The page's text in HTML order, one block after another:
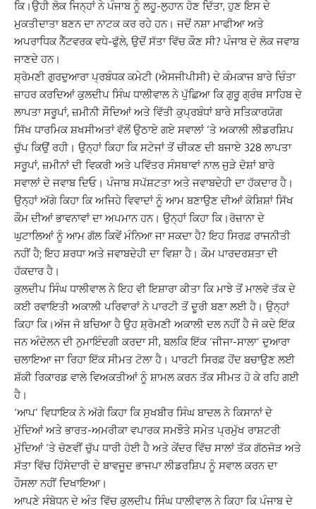
ਕਿ।ਉਹੀ ਲੋਕ ਜਿਨ੍ਹਾਂ ਨੇ ਪੰਜਾਬ ਨੂੰ ਲਹੂ-ਲੁਹਾਨ ਹੋਣ ਦਿੱਤਾ, ਹੁਣ ਇਸ ਦੇ
ਮੁਕਤੀਦਾਤਾ ਬਣਨ ਦਾ ਨਾਟਕ ਕਰ ਰਹੇ ਹਨ। ਜਦੋਂ ਨਸ਼ਾ ਮਾਫੀਆ ਅਤੇ
ਅਪਰਾਧਿਕ ਨੈੱਟਵਰਕ ਵਧੇ-ਫੁੱਲੇ, ਉਦੋਂ ਸੱਤਾ ਵਿੱਚ ਕੌਣ ਸੀ? ਪੰਜਾਬ ਦੇ ਲੋਕ ਜਵਾਬ
ਜਾਣਦੇ ਹਨ।
ਸ਼੍ਰੋਮਣੀ ਗੁਰਦੁਆਰਾ ਪ੍ਰਬੰਧਕ ਕਮੇਟੀ (ਐਸਜੀਪੀਸੀ) ਦੇ ਕੰਮਕਾਜ ਬਾਰੇ ਚਿੰਤਾ
ਜ਼ਾਹਰ ਕਰਦਿਆਂ ਕੁਲਦੀਪ ਸਿੰਘ ਧਾਲੀਵਾਲ ਨੇ ਪੁੱਛਿਆ ਕਿ ਗੁਰੂ ਗ੍ਰੰਥ ਸਾਹਿਬ ਦੇ
ਲਾਪਤਾ ਸਰੂਪਾਂ, ਜ਼ਮੀਨੀ ਸੌਦਿਆਂ ਅਤੇ ਵਿੱਤੀ ਕੁਪ੍ਰਬੰਧਾਂ ਬਾਰੇ ਸਤਿਕਾਰਯੋਗ
ਸਿੱਖ ਧਾਰਮਿਕ ਸ਼ਖਸੀਅਤਾਂ ਵੱਲੋਂ ਉਠਾਏ ਗਏ ਸਵਾਲਾਂ ‘ਤੇ ਅਕਾਲੀ ਲੀਡਰਸ਼ਿਪ
ਚੁੱਪ ਕਿਉਂ ਰਹੀ। ਉਨ੍ਹਾਂ ਕਿਹਾ ਕਿ ਸਟੇਜਾਂ ਤੋਂ ਚੀਕਣ ਦੀ ਬਜਾਏ 328 ਲਾਪਤਾ
ਸਰੂਪਾਂ, ਜ਼ਮੀਨਾਂ ਦੀ ਵਿਕਰੀ ਅਤੇ ਪਵਿੱਤਰ ਸੰਸਥਾਵਾਂ ਨਾਲ ਜੁੜੇ ਦੋਸ਼ਾਂ ਬਾਰੇ
ਸਵਾਲਾਂ ਦੇ ਜਵਾਬ ਦਿਓ। ਪੰਜਾਬ ਸਪੱਸ਼ਟਤਾ ਅਤੇ ਜਵਾਬਦੇਹੀ ਦਾ ਹੱਕਦਾਰ ਹੈ।
ਉਨ੍ਹਾਂ ਅੱਗੇ ਕਿਹਾ ਕਿ ਅਜਿਹੇ ਵਿਵਾਦਾਂ ਨੂੰ ਆਮ ਬਣਾਉਣ ਦੀਆਂ ਕੋਸ਼ਿਸ਼ਾਂ ਸਿੱਖ
ਕੌਮ ਦੀਆਂ ਭਾਵਨਾਵਾਂ ਦਾ ਅਪਮਾਨ ਹਨ। ਉਨ੍ਹਾਂ ਕਿਹਾ ਕਿ।ਰੋਜ਼ਾਨਾ ਦੇ
ਘੁਟਾਲਿਆਂ ਨੂੰ ਆਮ ਗੱਲ ਕਿਵੇਂ ਮੰਨਿਆ ਜਾ ਸਕਦਾ ਹੈ? ਇਹ ਸਿਰਫ਼ ਰਾਜਨੀਤੀ
ਨਹੀਂ ਹੈ; ਇਹ ਸ਼ਰਧਾ ਅਤੇ ਜਵਾਬਦੇਹੀ ਦਾ ਵਿਸ਼ਾ ਹੈ। ਕੌਮ ਪਾਰਦਰਸ਼ਤਾ ਦੀ
ਹੱਕਦਾਰ ਹੈ।
ਕੁਲਦੀਪ ਸਿੰਘ ਧਾਲੀਵਾਲ ਨੇ ਇਹ ਵੀ ਇਸ਼ਾਰਾ ਕੀਤਾ ਕਿ ਮਾਝੇ ਤੋਂ ਮਾਲਵੇ ਤੱਕ ਦੇ
ਕਈ ਰਵਾਇਤੀ ਅਕਾਲੀ ਪਰਿਵਾਰਾਂ ਨੇ ਪਾਰਟੀ ਤੋਂ ਦੂਰੀ ਬਣਾ ਲਈ ਹੈ। ਉਨ੍ਹਾਂ
ਕਿਹਾ ਕਿ।ਅੱਜ ਜੋ ਬਚਿਆ ਹੈ ਉਹ ਸ਼੍ਰੋਮਣੀ ਅਕਾਲੀ ਦਲ ਨਹੀਂ ਹੈ ਜੋ ਕਦੇ ਇੱਕ
ਜਨ ਅੰਦੋਲਨ ਦੀ ਨੁਮਾਇੰਦਗੀ ਕਰਦਾ ਸੀ, ਬਲਕਿ ਇੱਕ ‘ਜੀਜਾ-ਸਾਲਾ’ ਦੁਆਰਾ
ਚਲਾਇਆ ਜਾ ਰਿਹਾ ਇੱਕ ਸੀਮਤ ਟੋਲਾ ਹੈ। ਪਾਰਟੀ ਸਿਰਫ਼ ਹੋਂਦ ਬਚਾਉਣ ਲਈ
ਸ਼ੱਕੀ ਰਿਕਾਰਡ ਵਾਲੇ ਵਿਅਕਤੀਆਂ ਨੂੰ ਸ਼ਾਮਲ ਕਰਨ ਤੱਕ ਸੀਮਤ ਹੋ ਕੇ ਰਹਿ ਗਈ
ਹੈ।
‘ਆਪ’ ਵਿਧਾਇਕ ਨੇ ਅੱਗੇ ਕਿਹਾ ਕਿ ਸੁਖਬੀਰ ਸਿੰਘ ਬਾਦਲ ਨੇ ਕਿਸਾਨਾਂ ਦੇ
ਮੁੱਦਿਆਂ ਅਤੇ ਭਾਰਤ-ਅਮਰੀਕਾ ਵਪਾਰਕ ਸਮਝੌਤੇ ਸਮੇਤ ਪ੍ਰਮੁੱਖ ਰਾਸ਼ਟਰੀ
ਮੁੱਦਿਆਂ ‘ਤੇ ਚੋਣਵੀਂ ਚੁੱਪ ਧਾਰੀ ਹੋਈ ਹੈ ਅਤੇ ਕੇਂਦਰ ਵਿੱਚ ਸਾਲਾਂ ਤੱਕ ਗੱਠਜੋੜ ਅਤੇ
ਸੱਤਾ ਵਿੱਚ ਹਿੱਸੇਦਾਰੀ ਦੇ ਬਾਵਜੂਦ ਭਾਜਪਾ ਲੀਡਰਸ਼ਿਪ ਨੂੰ ਸਵਾਲ ਕਰਨ ਦਾ
ਹੌਸਲਾ ਨਹੀਂ ਦਿਖਾਇਆ।
ਆਪਣੇ ਸੰਬੋਧਨ ਦੇ ਅੰਤ ਵਿੱਚ ਕੁਲਦੀਪ ਸਿੰਘ ਧਾਲੀਵਾਲ ਨੇ ਕਿਹਾ ਕਿ ਪੰਜਾਬ ਦੇ